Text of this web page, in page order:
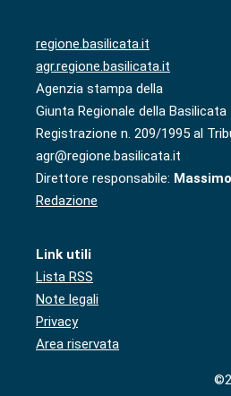
regione.basilicata.it
agr.regione.basilicata.it
Agenzia stampa della
Giunta Regionale della Basilicata
Registrazione n. 209/1995 al
agr@regione.basilicata.it
Direttore responsabile:
Redazione
Link utili
Lista RSS
Note legali
Privacy
Area riservata